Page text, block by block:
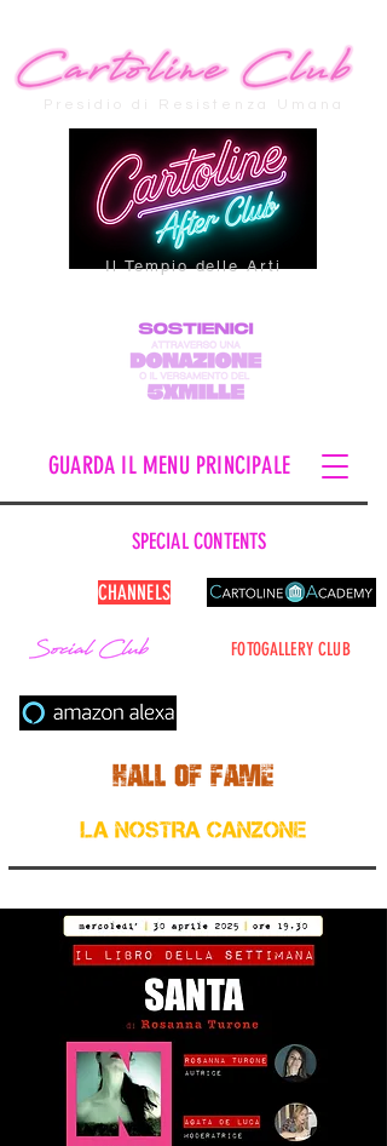
Presidio di Resistenza Umana
Il Tempio delle Arti
FOTOGALLERY CLUB
CHANNELS
GUARDA IL MENU PRINCIPALE
SPECIAL CONTENTS